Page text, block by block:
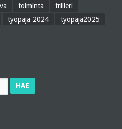
toiminta
trilleri
työpaja 2024
työpaja2025